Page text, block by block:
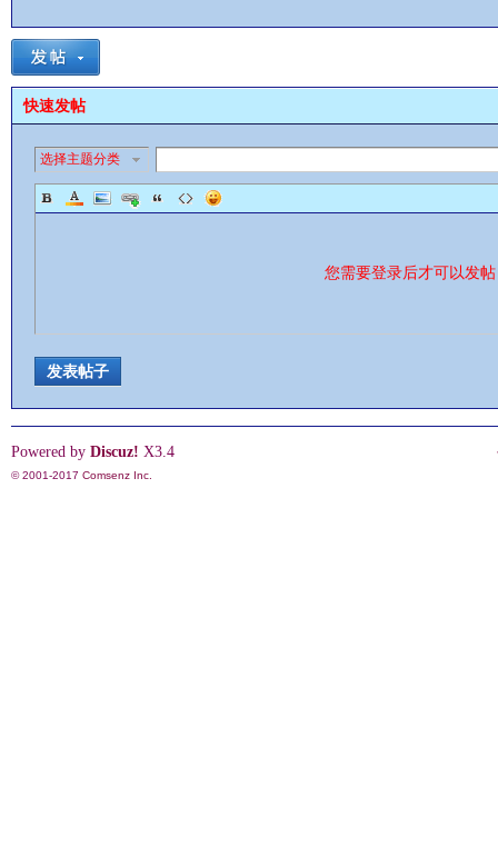
快速发帖
选择主题分类
您需要登录后才可以发
发表帖子
Powered by Discuz! X3.4
© 2001-2017 Comsenz Inc.